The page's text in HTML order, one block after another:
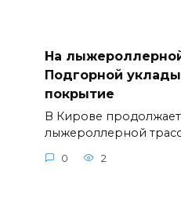
На
Подгорной
покрытие
В Кирове
лыжероллерной
0 2